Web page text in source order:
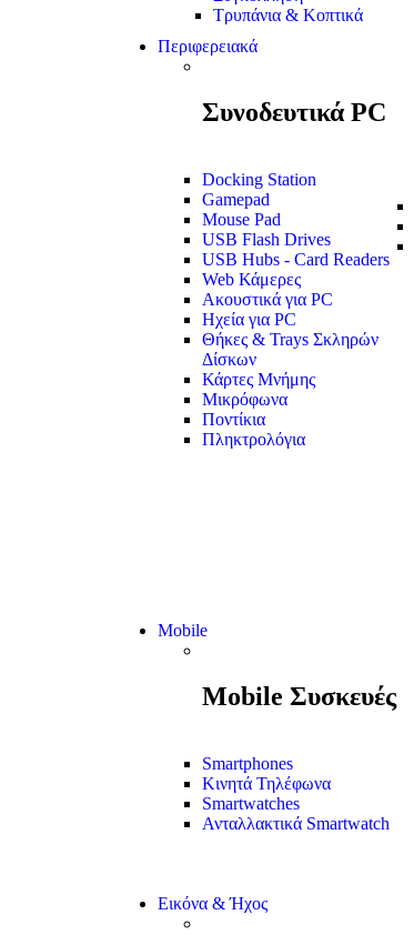
Τρυπάνια & Κοπτικά
Περιφερειακά
Συνοδευτικά PC
Docking Station
Gamepad
Mouse Pad
USB Flash Drives
USB Hubs - Card Readers
Web Κάμερες
Ακουστικά για PC
Ηχεία για PC
Θήκες & Trays Σκληρών
Δίσκων
Κάρτες Μνήμης
Μικρόφωνα
Ποντίκια
Πληκτρολόγια
Mobile
Mobile Συσκευές
Smartphones
Κινητά Τηλέφωνα
Smartwatches
Ανταλλακτικά Smartwatch
Εικόνα & Ήχος